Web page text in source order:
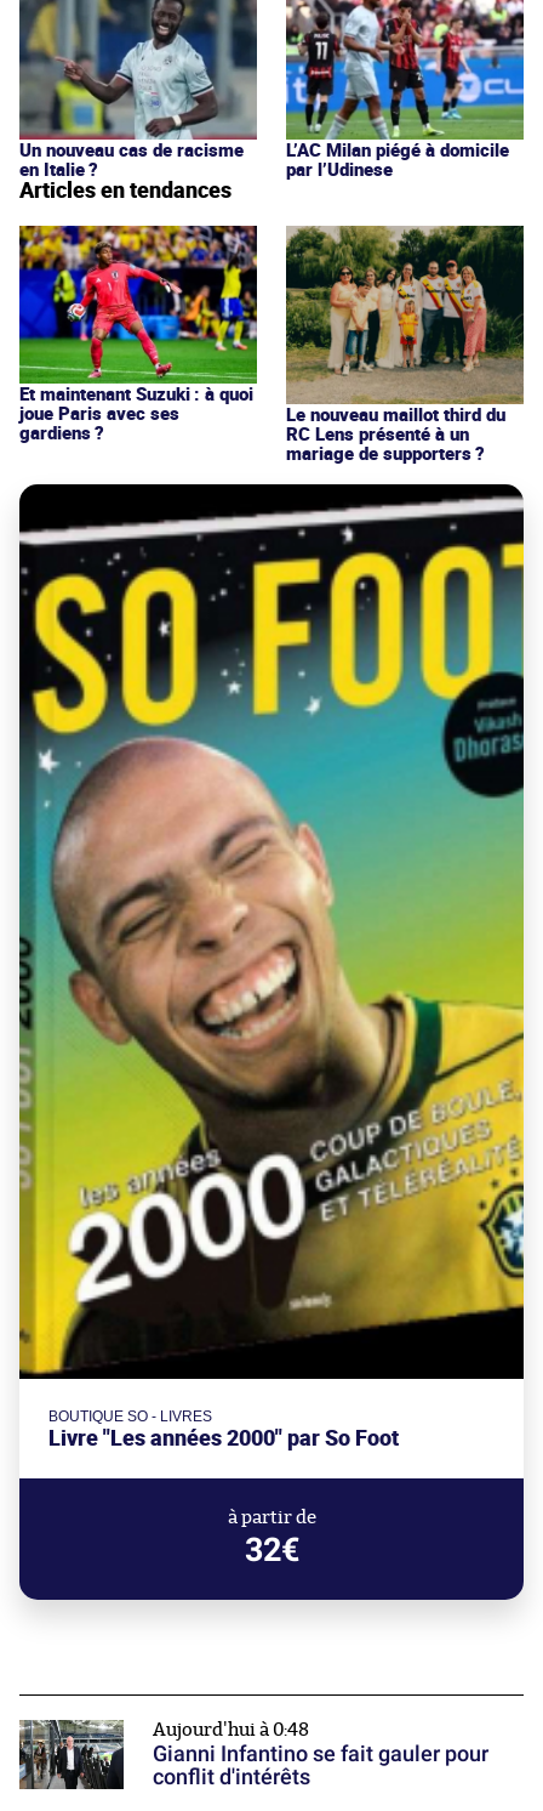
Un nouveau cas de racisme
en Italie ?
L’AC Milan piégé à domicile
par l’Udinese
Articles en tendances
Et maintenant Suzuki : à quoi
joue Paris avec ses
gardiens ?
Le nouveau maillot third du
RC Lens présenté à un
mariage de supporters ?
BOUTIQUE SO - LIVRES
Livre "Les années 2000" par So Foot
à partir de
32€
Aujourd'hui à 0:48
Gianni Infantino se fait gauler pour
conflit d'intérêts